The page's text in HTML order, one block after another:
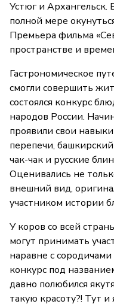
Устюг и Архангельск.
полной мере
Премьера фильма
пространстве и
Гастрономическое
смогли совершить
состоялся конкурс
народов России.
проявили свои
перепечи,
чак-чак и русские
Оценивались не
внешний вид,
участником истории
У коров со всей
могут принимать
наравне с
конкурс под
давно полюбился
такую красоту?! Тут